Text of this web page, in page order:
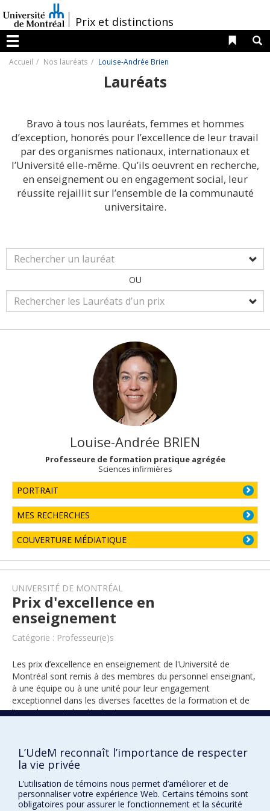
au
contenu
/Prix et distinctions
Menu
Liens
Accueil Nos lauréats Louise-Andrée Brien
Lauréats
Bravo à tous nos lauréats, femmes et hommes
d’exception, honorés pour l’excellence de leur travail
par des organismes nationaux, internationaux et
l’Université elle-même. Qu’ils oeuvrent en recherche,
en enseignement ou en engagement social, leur
réussite rejaillit sur l’ensemble de la communauté
universitaire.
OU
Louise-Andrée BRIEN
Professeure de formation pratique agrégée
Sciences infirmières
PORTRAIT
MES RECHERCHES
COUVERTURE MÉDIATIQUE
UNIVERSITÉ DE MONTRÉAL
Prix d'excellence en
enseignement
Catégorie : Professeur(e)s
Les prix d’excellence en enseignement de l'Université de
Montréal sont remis à des membres du personnel enseignant,
à une équipe ou à une unité pour leur engagement
exceptionnel dans les diverses facettes de la formation et de
l’encadrement des étudiants.
2017
L’UdeM reconnaît l’importance de respecter
la vie privée
L’utilisation de témoins nous permet d’améliorer et de
personnaliser votre expérience Web. Certains témoins sont
obligatoires pour assurer le fonctionnement et la sécurité